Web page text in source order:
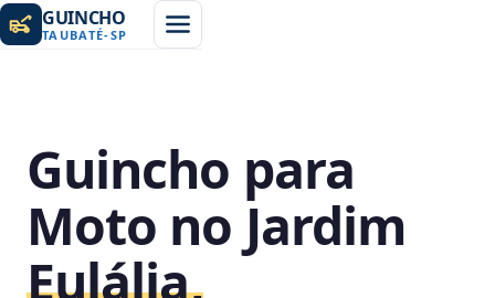
GUINCHO
TAUBATÉ-SP
Guincho para
Moto no Jardim
Eulália,